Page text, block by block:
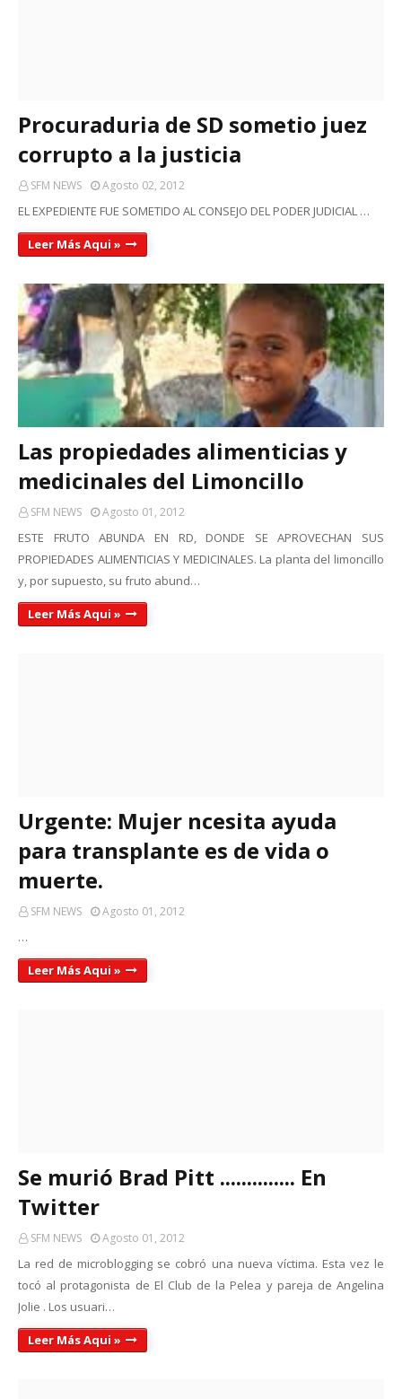
Procuraduria de SD sometio juez
corrupto a la justicia
SFM NEWS Agosto 02, 2012
EL EXPEDIENTE FUE SOMETIDO AL CONSEJO DEL PODER JUDICIAL …
Leer Más Aqui »
Las propiedades alimenticias y
medicinales del Limoncillo
SFM NEWS Agosto 01, 2012
ESTE FRUTO ABUNDA EN RD, DONDE SE APROVECHAN SUS
PROPIEDADES ALIMENTICIAS Y MEDICINALES. La planta del limoncillo
y, por supuesto, su fruto abund…
Leer Más Aqui »
Urgente: Mujer ncesita ayuda
para transplante es de vida o
muerte.
SFM NEWS Agosto 01, 2012
…
Leer Más Aqui »
Se murió Brad Pitt .............. En
Twitter
SFM NEWS Agosto 01, 2012
La red de microblogging se cobró una nueva víctima. Esta vez le
tocó al protagonista de El Club de la Pelea y pareja de Angelina
Jolie . Los usuari…
Leer Más Aqui »